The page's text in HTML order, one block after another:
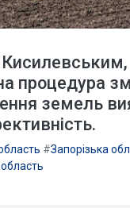
Кисилевським,
процедура
земель
#Запорізька